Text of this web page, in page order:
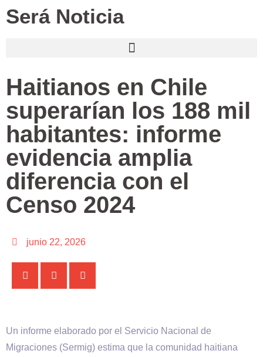
Será Noticia
Haitianos en Chile
superarían los 188 mil
habitantes: informe
evidencia amplia
diferencia con el
Censo 2024
junio 22, 2026
Un informe elaborado por el Servicio Nacional de
Migraciones (Sermig) estima que la comunidad haitiana